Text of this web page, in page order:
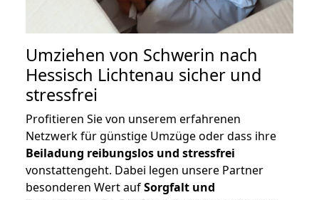
Umziehen von Schwerin nach
Hessisch Lichtenau sicher und
stressfrei
Profitieren Sie von unserem erfahrenen
Netzwerk für günstige Umzüge oder dass ihre
Beiladung reibungslos und stressfrei
vonstattengeht. Dabei legen unsere Partner
besonderen Wert aufSorgfalt und